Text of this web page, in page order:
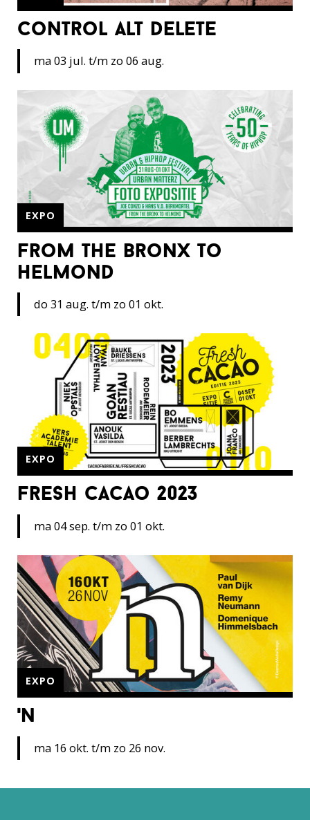
control alt delete
ma 03 jul. t/m zo 06 aug.
from the bronx to
helmond
EXPO
do 31 aug. t/m zo 01 okt.
fresh cacao 2023
EXPO
ma 04 sep. t/m zo 01 okt.
'n
EXPO
ma 16 okt. t/m zo 26 nov.